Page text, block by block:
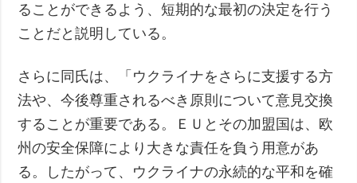
ることができるよう、短期的な最初の決定を行う
ことだと説明している。
さらに同氏は、「ウクライナをさらに支援する方
法や、今後尊重されるべき原則について意見交換
することが重要である。ＥＵとその加盟国は、欧
州の安全保障により大きな責任を負う用意があ
る。したがって、ウクライナの永続的な平和を確